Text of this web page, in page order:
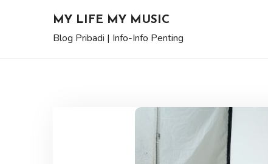
MY LIFE MY MUSIC
Blog Pribadi | Info-Info Penting